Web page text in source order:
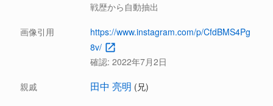
戦歴から自動抽出
画像引用
https://www.instagram.com/p/CfdBMS4Pg
8v/
確認: 2022年7月2日
親戚 田中 亮明 (兄)